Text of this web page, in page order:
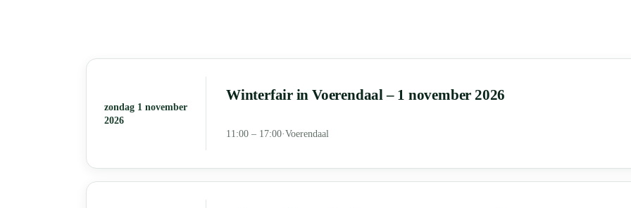
zondag 1 november
2026
Winterfair in Voerendaal – 1 november 2026
11:00 – 17:00·Voerendaal